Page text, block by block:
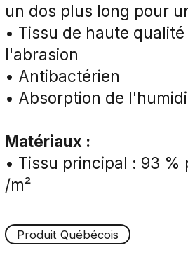
un dos plus long pour
• Tissu de haute
l'abrasion
• Antibactérien
• Absorption de
Matériaux :
• Tissu principal : 93 %
/m²
Produit Québécois